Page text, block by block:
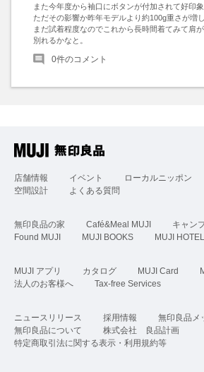
また今年度から袖口にボタンが付加されて好印象
ただその影響か昨年モデルより約100g重さが増し
まだ試着程度なのでこれから長時間着てみて肩
別れるかなと。
0件のコメント
店舗情報 イベント ローカルニッポン
空間設計
よくある質問
無印良品の家 Café&Meal MUJI
キャン
Found MUJI
MUJI BOOKS MUJI HOTEL
MUJI アプリ カタログ MUJI Card
法人のお客様へ
Tax-free Services
ニュースリリース 採用情報
無印良品メ
無印良品について
株式会社 良品計画
特定商取引法に関する表示・利用規約等